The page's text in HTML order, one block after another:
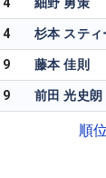
4 杉本 スティ
9 藤本 佳則
9 前田 光史朗
順